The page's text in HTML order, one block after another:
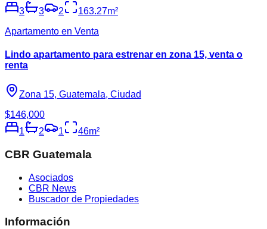
3
3 2 163.27m²
Apartamento en Venta
Lindo apartamento para estrenar en zona 15, venta o
renta
Zona 15, Guatemala, Ciudad
$146,000
1
2 1 46m²
CBR Guatemala
Asociados
CBR News
Buscador de Propiedades
Información